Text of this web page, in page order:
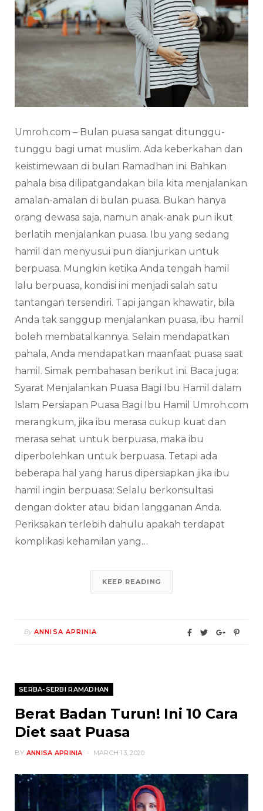
Umroh.com – Bulan puasa sangat ditunggu-
tunggu bagi umat muslim. Ada keberkahan dan
keistimewaan di bulan Ramadhan ini. Bahkan
pahala bisa dilipatgandakan bila kita menjalankan
amalan-amalan di bulan puasa. Bukan hanya
orang dewasa saja, namun anak-anak pun ikut
berlatih menjalankan puasa. Ibu yang sedang
hamil dan menyusui pun dianjurkan untuk
berpuasa. Mungkin ketika Anda tengah hamil
lalu berpuasa, kondisi ini menjadi salah satu
tantangan tersendiri. Tapi jangan khawatir, bila
Anda tak sanggup menjalankan puasa, ibu hamil
boleh membatalkannya. Selain mendapatkan
pahala, Anda mendapatkan maanfaat puasa saat
hamil. Simak pembahasan berikut ini. Baca juga:
Syarat Menjalankan Puasa Bagi Ibu Hamil dalam
Islam Persiapan Puasa Bagi Ibu Hamil Umroh.com
merangkum, jika ibu merasa cukup kuat dan
merasa sehat untuk berpuasa, maka ibu
diperbolehkan untuk berpuasa. Tetapi ada
beberapa hal yang harus dipersiapkan jika ibu
hamil ingin berpuasa: Selalu berkonsultasi
dengan dokter atau bidan langganan Anda.
Periksakan terlebih dahulu apakah terdapat
komplikasi kehamilan yang…
KEEP READING
By ANNISA APRINIA
SERBA-SERBI RAMADHAN
Berat Badan Turun! Ini 10 Cara
Diet saat Puasa
BY ANNISA APRINIA MARCH 13, 2020